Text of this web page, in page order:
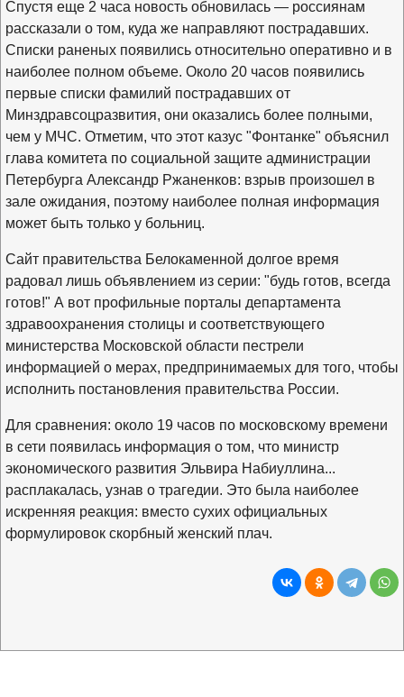
Спустя еще 2 часа новость обновилась — россиянам
рассказали о том, куда же направляют пострадавших.
Списки раненых появились относительно оперативно и в
наиболее полном объеме. Около 20 часов появились
первые списки фамилий пострадавших от
Минздравсоцразвития, они оказались более полными,
чем у МЧС. Отметим, что этот казус "Фонтанке" объяснил
глава комитета по социальной защите администрации
Петербурга Александр Ржаненков: взрыв произошел в
зале ожидания, поэтому наиболее полная информация
может быть только у больниц.
Сайт правительства Белокаменной долгое время
радовал лишь объявлением из серии: "будь готов, всегда
готов!" А вот профильные порталы департамента
здравоохранения столицы и соответствующего
министерства Московской области пестрели
информацией о мерах, предпринимаемых для того, чтобы
исполнить постановления правительства России.
Для сравнения: около 19 часов по московскому времени
в сети появилась информация о том, что министр
экономического развития Эльвира Набиуллина...
расплакалась, узнав о трагедии. Это была наиболее
искренняя реакция: вместо сухих официальных
формулировок скорбный женский плач.